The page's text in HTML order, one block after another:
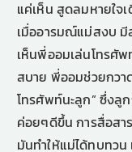
แค่เห็น สูดลมหายใจ
เมื่ออารมณ์แม่สงบ
เห็นพี่ออมเล่นโทรศัพ
สบาย พี่ออมช่วยกวา
โทรศัพท์นะลูก” ซึ่งลู
ค่อยๆดีขึ้น การสื่อส
มันทำให้แม่ได้ทบทวน